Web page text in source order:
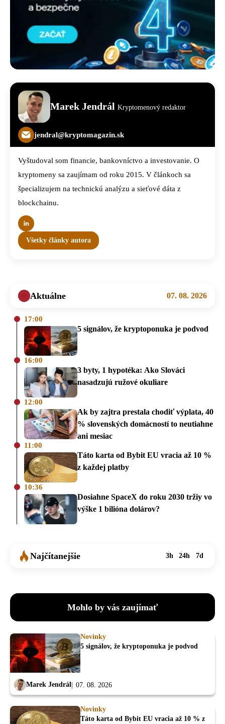
Marek Jendrál Kryptomenový redaktor
jendral@kryptomagazin.sk
Vyštudoval som financie, bankovníctvo a investovanie. O
kryptomeny sa zaujímam od roku 2015. V článkoch sa
špecializujem na technickú analýzu a sieťové dáta z
blockchainu.
Všetky články autora
Aktuálne 07. 08. 2026
17:00
5 signálov, že kryptoponuka je podvod
16:00
3 byty, 1 hypotéka: Ako Slováci
nasadzujú ružové okuliare
12:00
Ak by zajtra prestala chodiť výplata, 40
% slovenských domácností to neutiahne
ani mesiac
11:00
Táto karta od Bybit EU vracia až 10 %
z každej platby
10:36
Dosiahne SpaceX do roku 2030 tržiy vo
výške 1 bilióna dolárov?
Najčítanejšie 3h 24h 7d
Mohlo by vás zaujímať
Novinky
5 signálov, že kryptoponuka je podvod
Marek Jendrál 07. 08. 2026
Novinky
Táto karta od Bybit EU vracia až 10 % z